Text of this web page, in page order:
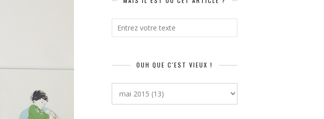
OUH QUE C'EST VIEUX !